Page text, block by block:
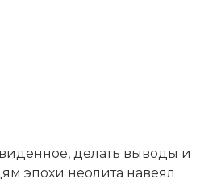
делать выводы и
эпохи неолита навеял